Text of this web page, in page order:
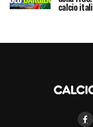
calcio